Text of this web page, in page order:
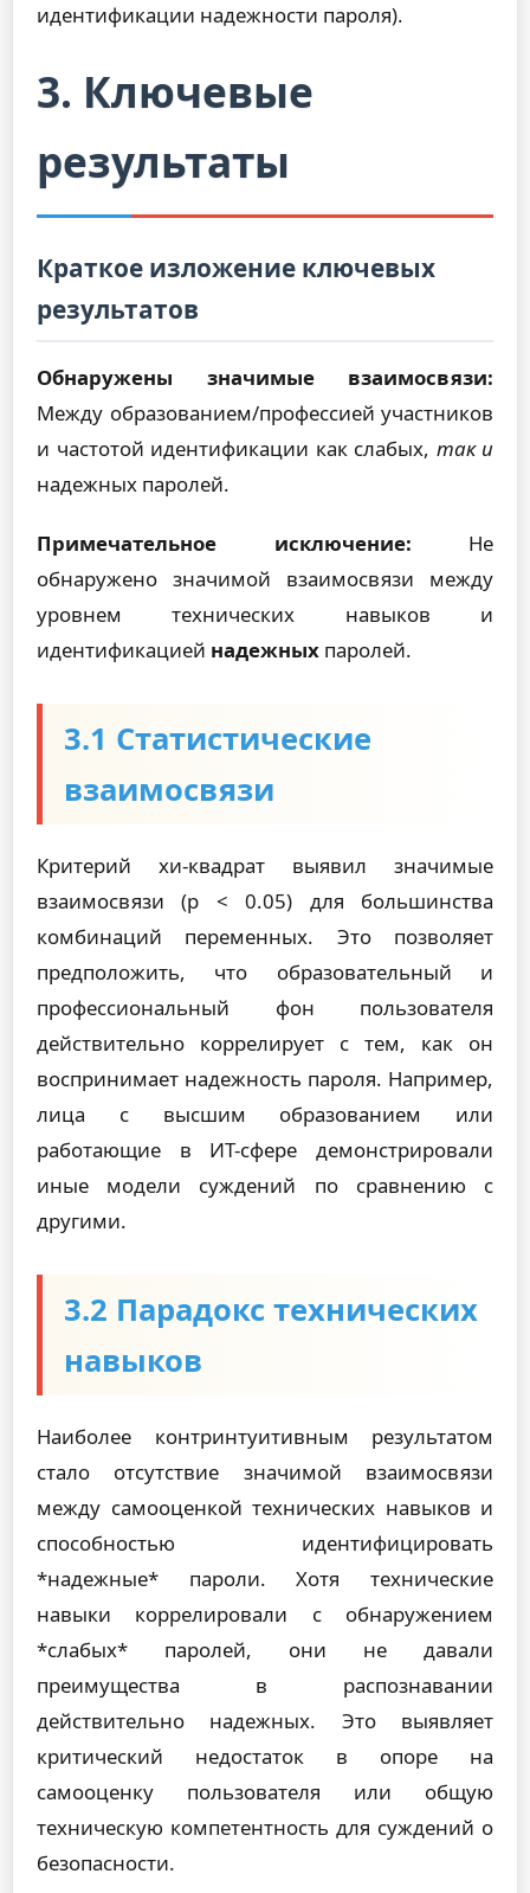
идентификации надежности пароля).
3. Ключевые
результаты
Краткое изложение ключевых
результатов
Обнаружены значимые взаимосвязи:
Между образованием/профессией участников
и частотой идентификации как слабых, так и
надежных паролей.
Примечательное исключение: Не
обнаружено значимой взаимосвязи между
уровнем технических навыков и
идентификацией надежных паролей.
3.1 Статистические
взаимосвязи
Критерий хи-квадрат выявил значимые
взаимосвязи (p < 0.05) для большинства
комбинаций переменных. Это позволяет
предположить, что образовательный и
профессиональный фон пользователя
действительно коррелирует с тем, как он
воспринимает надежность пароля. Например,
лица с высшим образованием или
работающие в ИТ-сфере демонстрировали
иные модели суждений по сравнению с
другими.
3.2 Парадокс технических
навыков
Наиболее контринтуитивным результатом
стало отсутствие значимой взаимосвязи
между самооценкой технических навыков и
способностью идентифицировать
*надежные* пароли. Хотя технические
навыки коррелировали с обнаружением
*слабых* паролей, они не давали
преимущества в распознавании
действительно надежных. Это выявляет
критический недостаток в опоре на
самооценку пользователя или общую
техническую компетентность для суждений о
безопасности.